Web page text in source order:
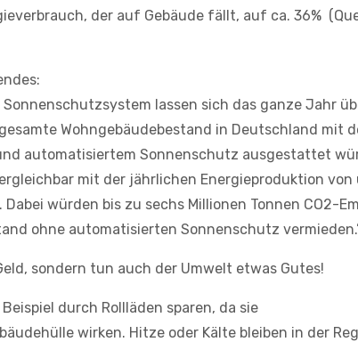
der auf Gebäude fällt, auf ca. 36%
lassen sich das ganze Jahr
Wohngebäudebestand in Deutschland mit
automatisiertem Sonnenschutz ausgestattet
mit der jährlichen Energieproduktion
würden bis zu sechs Millionen Tonnen CO2-
ohne automatisierten Sonnenschutz
sondern tun auch der Umwelt etwas Gutes!
durch Rollläden sparen, da sie
wirken. Hitze oder Kälte bleiben in der